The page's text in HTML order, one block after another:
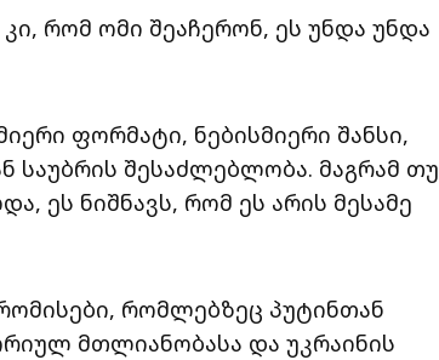
რომ ომი შეაჩერონ, ეს უნდა უნდა
ფორმატი, ნებისმიერი შანსი,
საუბრის შესაძლებლობა. მაგრამ თუ
ეს ნიშნავს, რომ ეს არის მესამე
რომლებზეც პუტინთან
მთლიანობასა და უკრაინის